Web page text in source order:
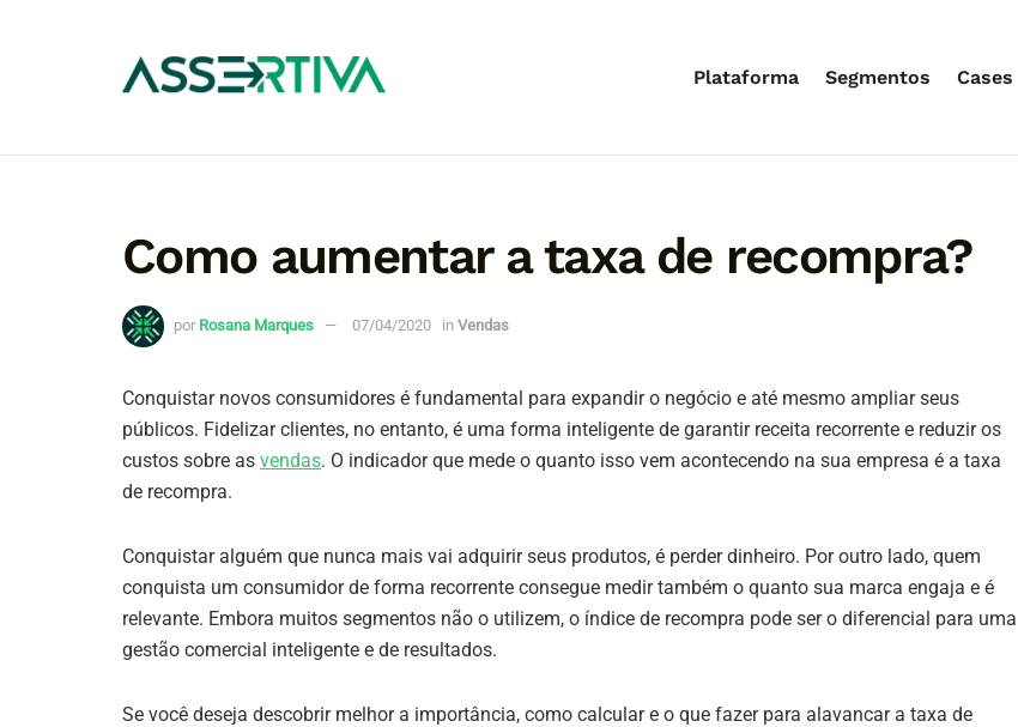
Plataforma Segmentos Cases
Como aumentar a taxa de recompra?
por Rosana Marques 07/04/2020 in Vendas
Conquistar novos consumidores é fundamental para expandir o negócio e até mesmo ampliar seus
públicos. Fidelizar clientes, no entanto, é uma forma inteligente de garantir receita recorrente e reduzir os
custos sobre as vendas. O indicador que mede o quanto isso vem acontecendo na sua empresa é a taxa
de recompra.
Conquistar alguém que nunca mais vai adquirir seus produtos, é perder dinheiro. Por outro lado, quem
conquista um consumidor de forma recorrente consegue medir também o quanto sua marca engaja e é
relevante. Embora muitos segmentos não o utilizem, o índice de recompra pode ser o diferencial para uma
gestão comercial inteligente e de resultados.
Se você deseja descobrir melhor a importância, como calcular e o que fazer para alavancar a taxa de